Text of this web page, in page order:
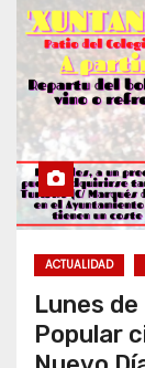
ACTUALIDAD
Lunes
Popular